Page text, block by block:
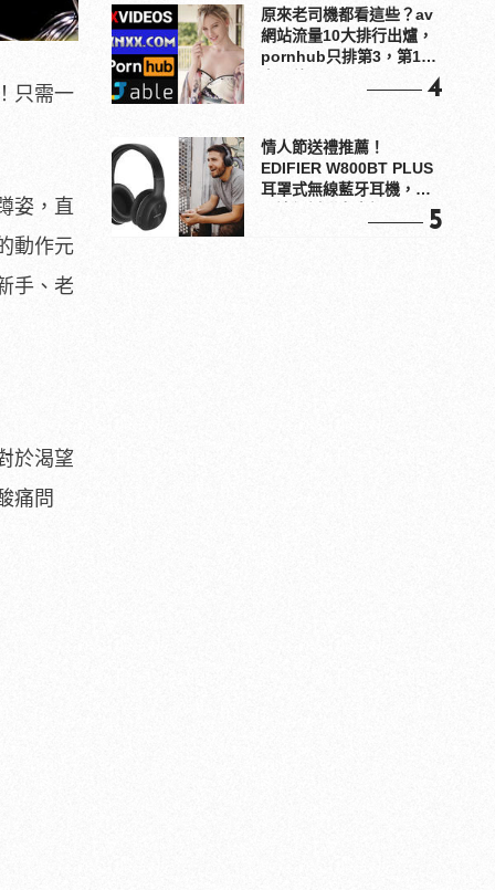
只需一
姿，直
動作元
手、老
於渴望
痛問
原來老司機都看這些？av
網站流量10大排行出爐，
pornhub只排第3，第1名
4
情人節送禮推薦！
EDIFIER W800BT PLUS
耳罩式無線藍牙耳機，在
5